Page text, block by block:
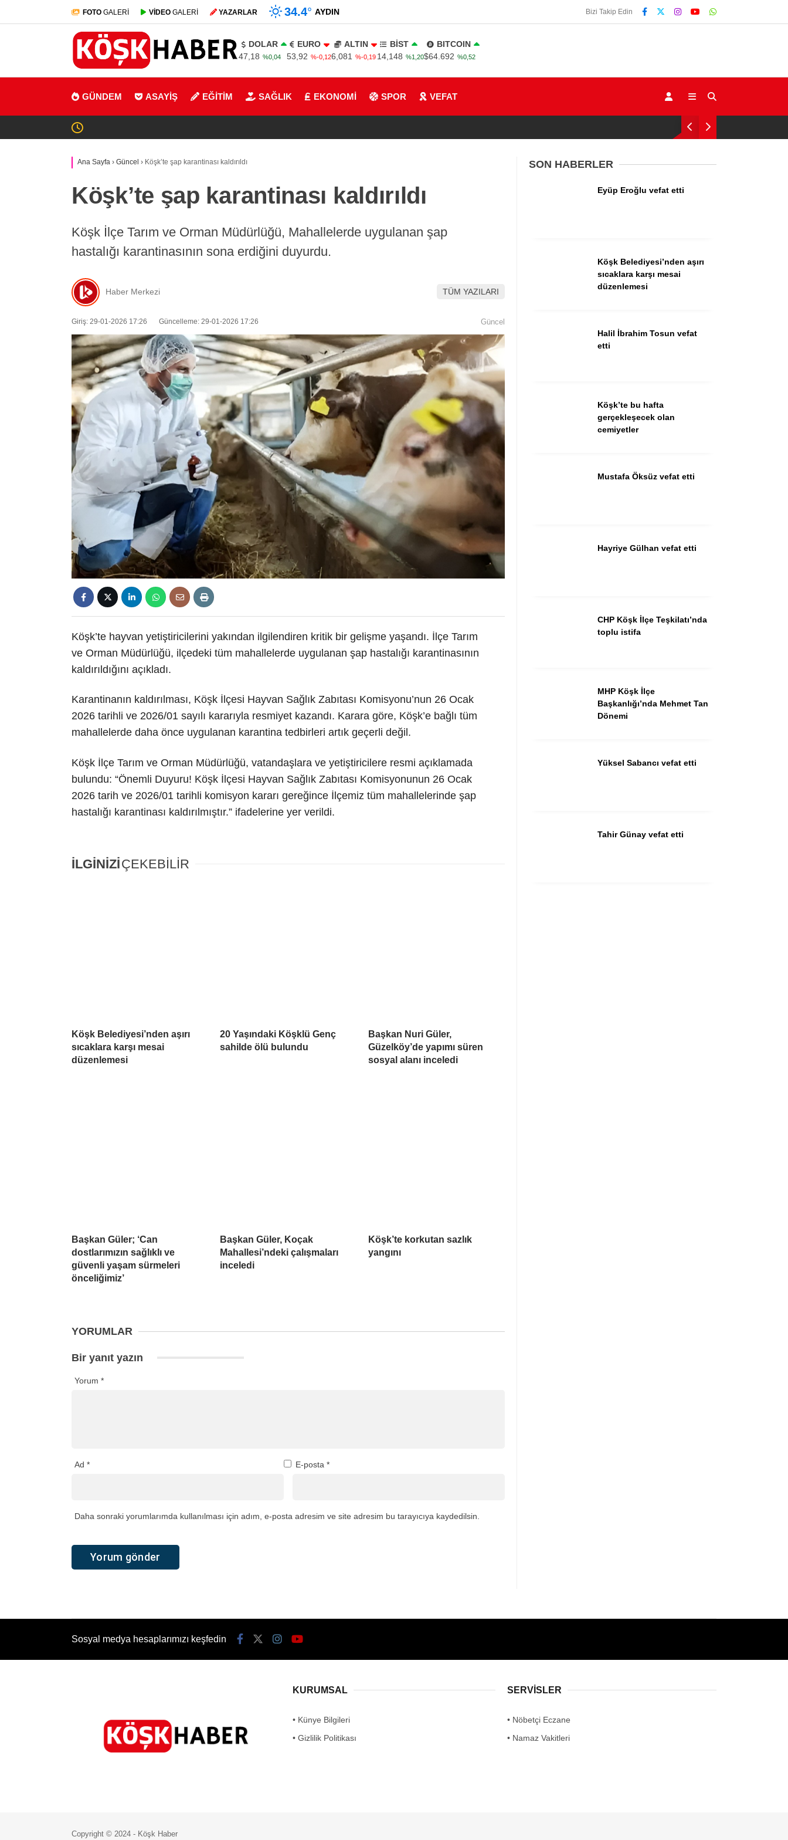
Gündem
Güncel
Sağlık
FOTO GALERİ VİDEO GALERİ YAZARLAR 34.4° AYDIN Bizi Takip Edin
DOLAR
47,18 %0,04
EURO
53,92 %-0,12
ALTIN
6,081
%-0,19
BİST
14,148 %1,20
BITCOIN
$64.692 %0,52
GÜNDEM ASAYİŞ EĞİTİM SAĞLIK EKONOMİ SPOR VEFAT
Ana Sayfa › Güncel › Köşk’te şap karantinası kaldırıldı
Köşk’te şap karantinası kaldırıldı
Köşk İlçe Tarım ve Orman Müdürlüğü, Mahallelerde uygulanan şap
hastalığı karantinasının sona erdiğini duyurdu.
Haber Merkezi TÜM YAZILARI
Giriş: 29-01-2026 17:26 Güncelleme: 29-01-2026 17:26 Güncel
Köşk’te hayvan yetiştiricilerini yakından ilgilendiren kritik bir gelişme yaşandı. İlçe Tarım
ve Orman Müdürlüğü, ilçedeki tüm mahallelerde uygulanan şap hastalığı karantinasının
kaldırıldığını açıkladı.
Karantinanın kaldırılması, Köşk İlçesi Hayvan Sağlık Zabıtası Komisyonu’nun 26 Ocak
2026 tarihli ve 2026/01 sayılı kararıyla resmiyet kazandı. Karara göre, Köşk’e bağlı tüm
mahallelerde daha önce uygulanan karantina tedbirleri artık geçerli değil.
Köşk İlçe Tarım ve Orman Müdürlüğü, vatandaşlara ve yetiştiricilere resmi açıklamada
bulundu: “Önemli Duyuru! Köşk İlçesi Hayvan Sağlık Zabıtası Komisyonunun 26 Ocak
2026 tarih ve 2026/01 tarihli komisyon kararı gereğince İlçemiz tüm mahallelerinde şap
hastalığı karantinası kaldırılmıştır.” ifadelerine yer verildi.
İLGİNİZİÇEKEBİLİR
Köşk Belediyesi’nden aşırı
sıcaklara karşı mesai
düzenlemesi
20 Yaşındaki Köşklü Genç
sahilde ölü bulundu
Başkan Nuri Güler,
Güzelköy’de yapımı süren
sosyal alanı inceledi
Başkan Güler; ‘Can
dostlarımızın sağlıklı ve
güvenli yaşam sürmeleri
önceliğimiz’
Başkan Güler, Koçak
Mahallesi’ndeki çalışmaları
inceledi
Köşk’te korkutan sazlık
yangını
YORUMLAR
Bir yanıt yazın
Yorum *
Ad * E-posta *
Daha sonraki yorumlarımda kullanılması için adım, e-posta adresim ve site adresim bu tarayıcıya kaydedilsin.
SON HABERLER
Eyüp Eroğlu vefat etti
Köşk Belediyesi’nden aşırı
sıcaklara karşı mesai
düzenlemesi
Halil İbrahim Tosun vefat
etti
Köşk’te bu hafta
gerçekleşecek olan
cemiyetler
Mustafa Öksüz vefat etti
Hayriye Gülhan vefat etti
CHP Köşk İlçe Teşkilatı’nda
toplu istifa
MHP Köşk İlçe
Başkanlığı’nda Mehmet Tan
Dönemi
Yüksel Sabancı vefat etti
Tahir Günay vefat etti
Sosyal medya hesaplarımızı keşfedin
KURUMSAL
• Künye Bilgileri
• Gizlilik Politikası
SERVİSLER
• Nöbetçi Eczane
• Namaz Vakitleri
Copyright © 2024 - Köşk Haber